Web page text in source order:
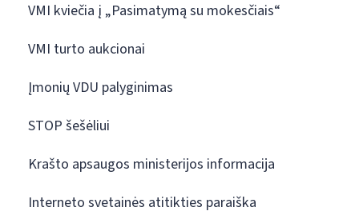
VMI kviečia į „Pasimatymą su mokesčiais“
VMI turto aukcionai
Įmonių VDU palyginimas
STOP šešėliui
Krašto apsaugos ministerijos informacija
Interneto svetainės atitikties paraiška